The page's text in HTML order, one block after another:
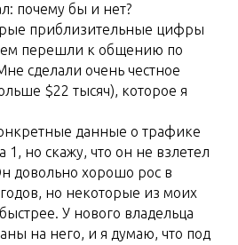
почему бы и нет?
приблизительные цифры
перешли к общению по
сделали очень честное
$22 тысяч), которое я
данные о трафике
1, но скажу, что он не взлетел
довольно хорошо рос в
но некоторые из моих
У нового владельца
на него, и я думаю, что под